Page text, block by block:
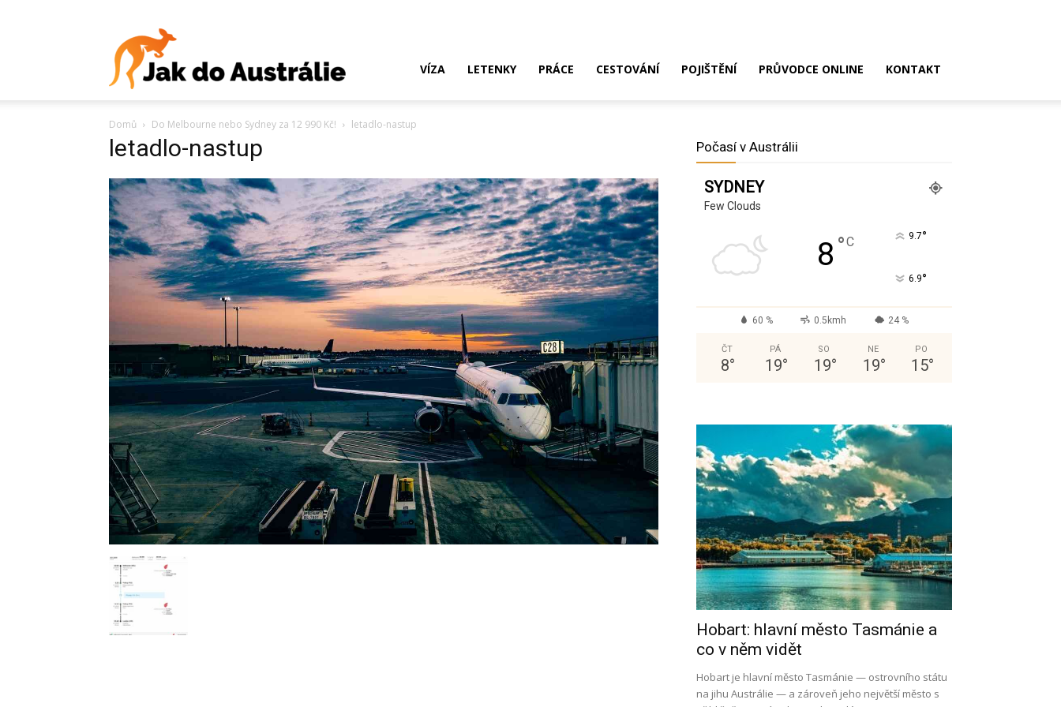
Austrálie?
Víza,
letenky,
studium
VÍZA LETENKY PRÁCE CESTOVÁNÍ POJIŠTĚNÍ PRŮVODCE ONLINE KONTAKT
Domů Do Melbourne nebo Sydney za 12 990 Kč! letadlo-nastup
letadlo-nastup Počasí v Austrálii
SYDNEY
Few Clouds
8 °C 9.7°
6.9°
60 % 0.5kmh 24 %
ČT
8°
PÁ
19°
SO
19°
NE
19°
PO
15°
Hobart: hlavní město Tasmánie a
co v něm vidět
Hobart je hlavní město Tasmánie — ostrovního státu
na jihu Austrálie — a zároveň jeho největší město s